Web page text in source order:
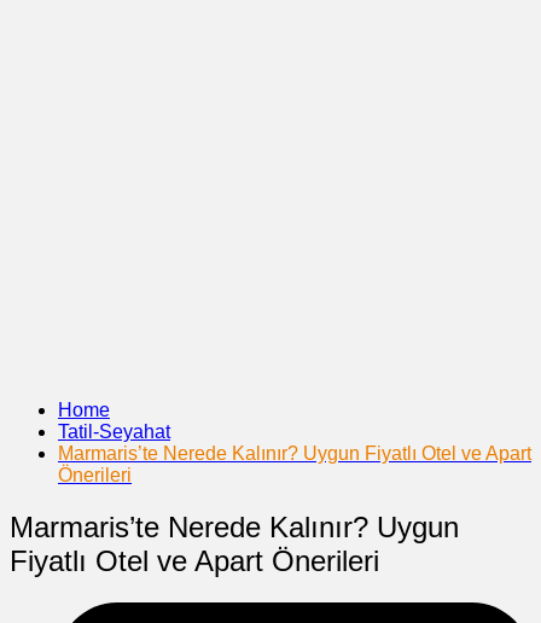
Home
Tatil-Seyahat
Marmaris’te Nerede Kalınır? Uygun Fiyatlı Otel ve Apart
Önerileri
Marmaris’te Nerede Kalınır? Uygun
Fiyatlı Otel ve Apart Önerileri